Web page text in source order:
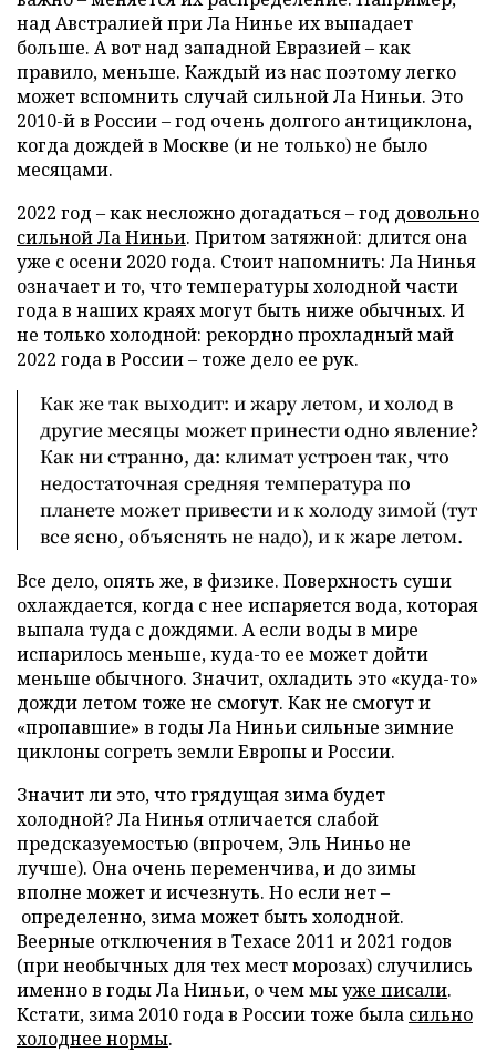
над Австралией при Ла Нинье их выпадает
больше. А вот над западной Евразией – как
правило, меньше. Каждый из нас поэтому легко
может вспомнить случай сильной Ла Ниньи. Это
2010-й в России – год очень долгого антициклона,
когда дождей в Москве (и не только) не было
месяцами.
2022 год – как несложно догадаться – год довольно
сильной ЛаНиньи. Притом затяжной: длится она
уже с осени 2020 года. Стоит напомнить: Ла Нинья
означает и то, что температуры холодной части
года в наших краях могут быть ниже обычных. И
не только холодной: рекордно прохладный май
2022 года в России – тоже дело ее рук.
Как же так выходит: и жару летом, и холод в
другие месяцы может принести одно явление?
Как ни странно, да: климат устроен так, что
недостаточная средняя температура по
планете может привести и к холоду зимой (тут
все ясно, объяснять не надо), и к жаре летом.
Все дело, опять же, в физике. Поверхность суши
охлаждается, когда с нее испаряется вода, которая
выпала туда с дождями. А если воды в мире
испарилось меньше, куда-то ее может дойти
меньше обычного. Значит, охладить это «куда-то»
дожди летом тоже не смогут. Как не смогут и
«пропавшие» в годы Ла Ниньи сильные зимние
циклоны согреть земли Европы и России.
Значит ли это, что грядущая зима будет
холодной? Ла Нинья отличается слабой
предсказуемостью (впрочем, Эль Ниньо не
лучше). Она очень переменчива, и до зимы
вполне может и исчезнуть. Но если нет –
определенно, зима может быть холодной.
Веерные отключения в Техасе 2011 и 2021 годов
(при необычных для тех мест морозах) случились
именно в годы Ла Ниньи, о чем мыуже писали.
Кстати, зима 2010 года в России тоже была сильно
холоднее нормы.